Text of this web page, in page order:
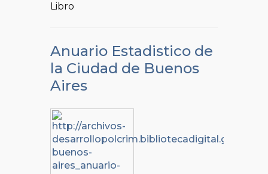
Libro
Anuario Estadistico de
la Ciudad de Buenos
Aires